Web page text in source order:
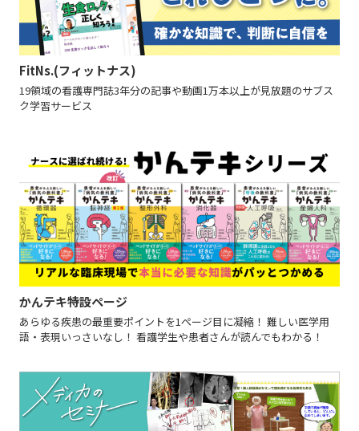
FitNs.(フィットナス)
19領域の看護専門誌3年分の記事や動画1万本以上が見放題のサブス
ク学習サービス
かんテキ特設ページ
あらゆる疾患の最重要ポイントを1ページ目に凝縮！ 難しい医学用
語・表現いっさいなし！ 看護学生や患者さんが読んでもわかる！